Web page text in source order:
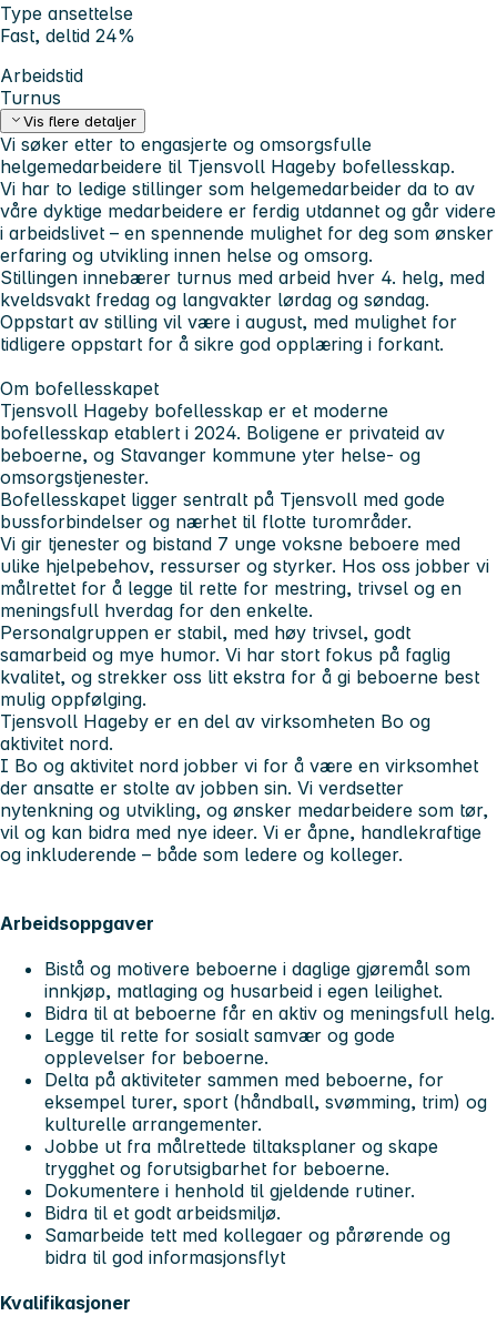
Type ansettelse
Fast, deltid 24%
Arbeidstid
Turnus
Vis flere detaljer
Vi søker etter to engasjerte og omsorgsfulle
helgemedarbeidere til Tjensvoll Hageby bofellesskap.
Vi har to ledige stillinger som helgemedarbeider da to av
våre dyktige medarbeidere er ferdig utdannet og går videre
i arbeidslivet – en spennende mulighet for deg som ønsker
erfaring og utvikling innen helse og omsorg.
Stillingen innebærer turnus med arbeid hver 4. helg, med
kveldsvakt fredag og langvakter lørdag og søndag.
Oppstart av stilling vil være i august, med mulighet for
tidligere oppstart for å sikre god opplæring i forkant.
Om bofellesskapet
Tjensvoll Hageby bofellesskap er et moderne
bofellesskap etablert i 2024. Boligene er privateid av
beboerne, og Stavanger kommune yter helse- og
omsorgstjenester.
Bofellesskapet ligger sentralt på Tjensvoll med gode
bussforbindelser og nærhet til flotte turområder.
Vi gir tjenester og bistand 7 unge voksne beboere med
ulike hjelpebehov, ressurser og styrker. Hos oss jobber vi
målrettet for å legge til rette for mestring, trivsel og en
meningsfull hverdag for den enkelte.
Personalgruppen er stabil, med høy trivsel, godt
samarbeid og mye humor. Vi har stort fokus på faglig
kvalitet, og strekker oss litt ekstra for å gi beboerne best
mulig oppfølging.
Tjensvoll Hageby er en del av virksomheten Bo og
aktivitet nord.
I Bo og aktivitet nord jobber vi for å være en virksomhet
der ansatte er stolte av jobben sin. Vi verdsetter
nytenkning og utvikling, og ønsker medarbeidere som tør,
vil og kan bidra med nye ideer. Vi er åpne, handlekraftige
og inkluderende – både som ledere og kolleger.
Arbeidsoppgaver
Bistå og motivere beboerne i daglige gjøremål som
innkjøp, matlaging og husarbeid i egen leilighet.
Bidra til at beboerne får en aktiv og meningsfull helg.
Legge til rette for sosialt samvær og gode
opplevelser for beboerne.
Delta på aktiviteter sammen med beboerne, for
eksempel turer, sport (håndball, svømming, trim) og
kulturelle arrangementer.
Jobbe ut fra målrettede tiltaksplaner og skape
trygghet og forutsigbarhet for beboerne.
Dokumentere i henhold til gjeldende rutiner.
Bidra til et godt arbeidsmiljø.
Samarbeide tett med kollegaer og pårørende og
bidra til god informasjonsflyt
Kvalifikasjoner